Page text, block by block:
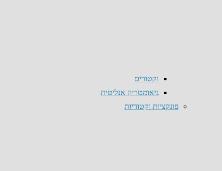
וקטורים
גיאומטריה אנליטית
פונקציות וקטוריות